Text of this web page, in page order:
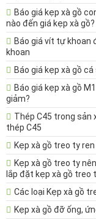
Báo giá kẹp xà gồ
nào đến giá kẹp xà gồ?
Báo giá vít tự khoan
khoan
Báo giá kẹp xà gồ
Báo giá kẹp xà gồ
giảm?
Thép C45 trong sản
thép C45
Kẹp xà gồ treo ty
Kẹp xà gồ treo ty
lắp đặt kẹp xà gồ treo
Các loại Kẹp xà gồ
Kẹp xà gồ đỡ ống,